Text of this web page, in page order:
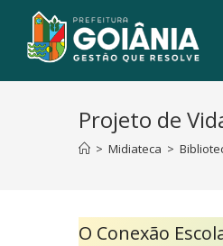
Projeto de
> Midiateca >
O Conexão